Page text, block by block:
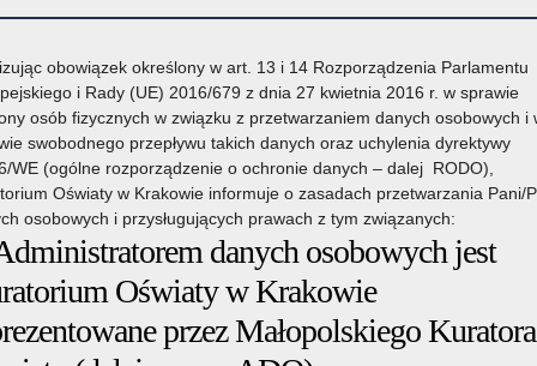
Organy prowadzące Wsparcie Edukacji
obowiązek określony w art. 13 i 14 Rozporządzenia Parlamentu
i Rady (UE) 2016/679 z dnia 27 kwietnia 2016 r. w sprawie
osób fizycznych w związku z przetwarzaniem danych osobowych i
swobodnego przepływu takich danych oraz uchylenia dyrektywy
WE (ogólne rozporządzenie o ochronie danych – dalej RODO),
Oświaty w Krakowie informuje o zasadach przetwarzania Pani/
osobowych i przysługujących prawach z tym związanych:
danych osobowych jest
Oświaty w Krakowie
przez Małopolskiego Kuratora